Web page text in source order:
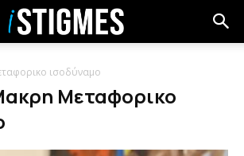
ισοδύναμο
Μεταφορικο